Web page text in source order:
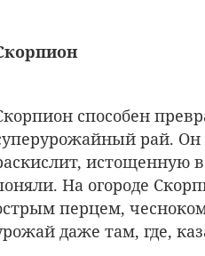
способен
рай.
истощенную
На огороде
перцем,
даже там, где,